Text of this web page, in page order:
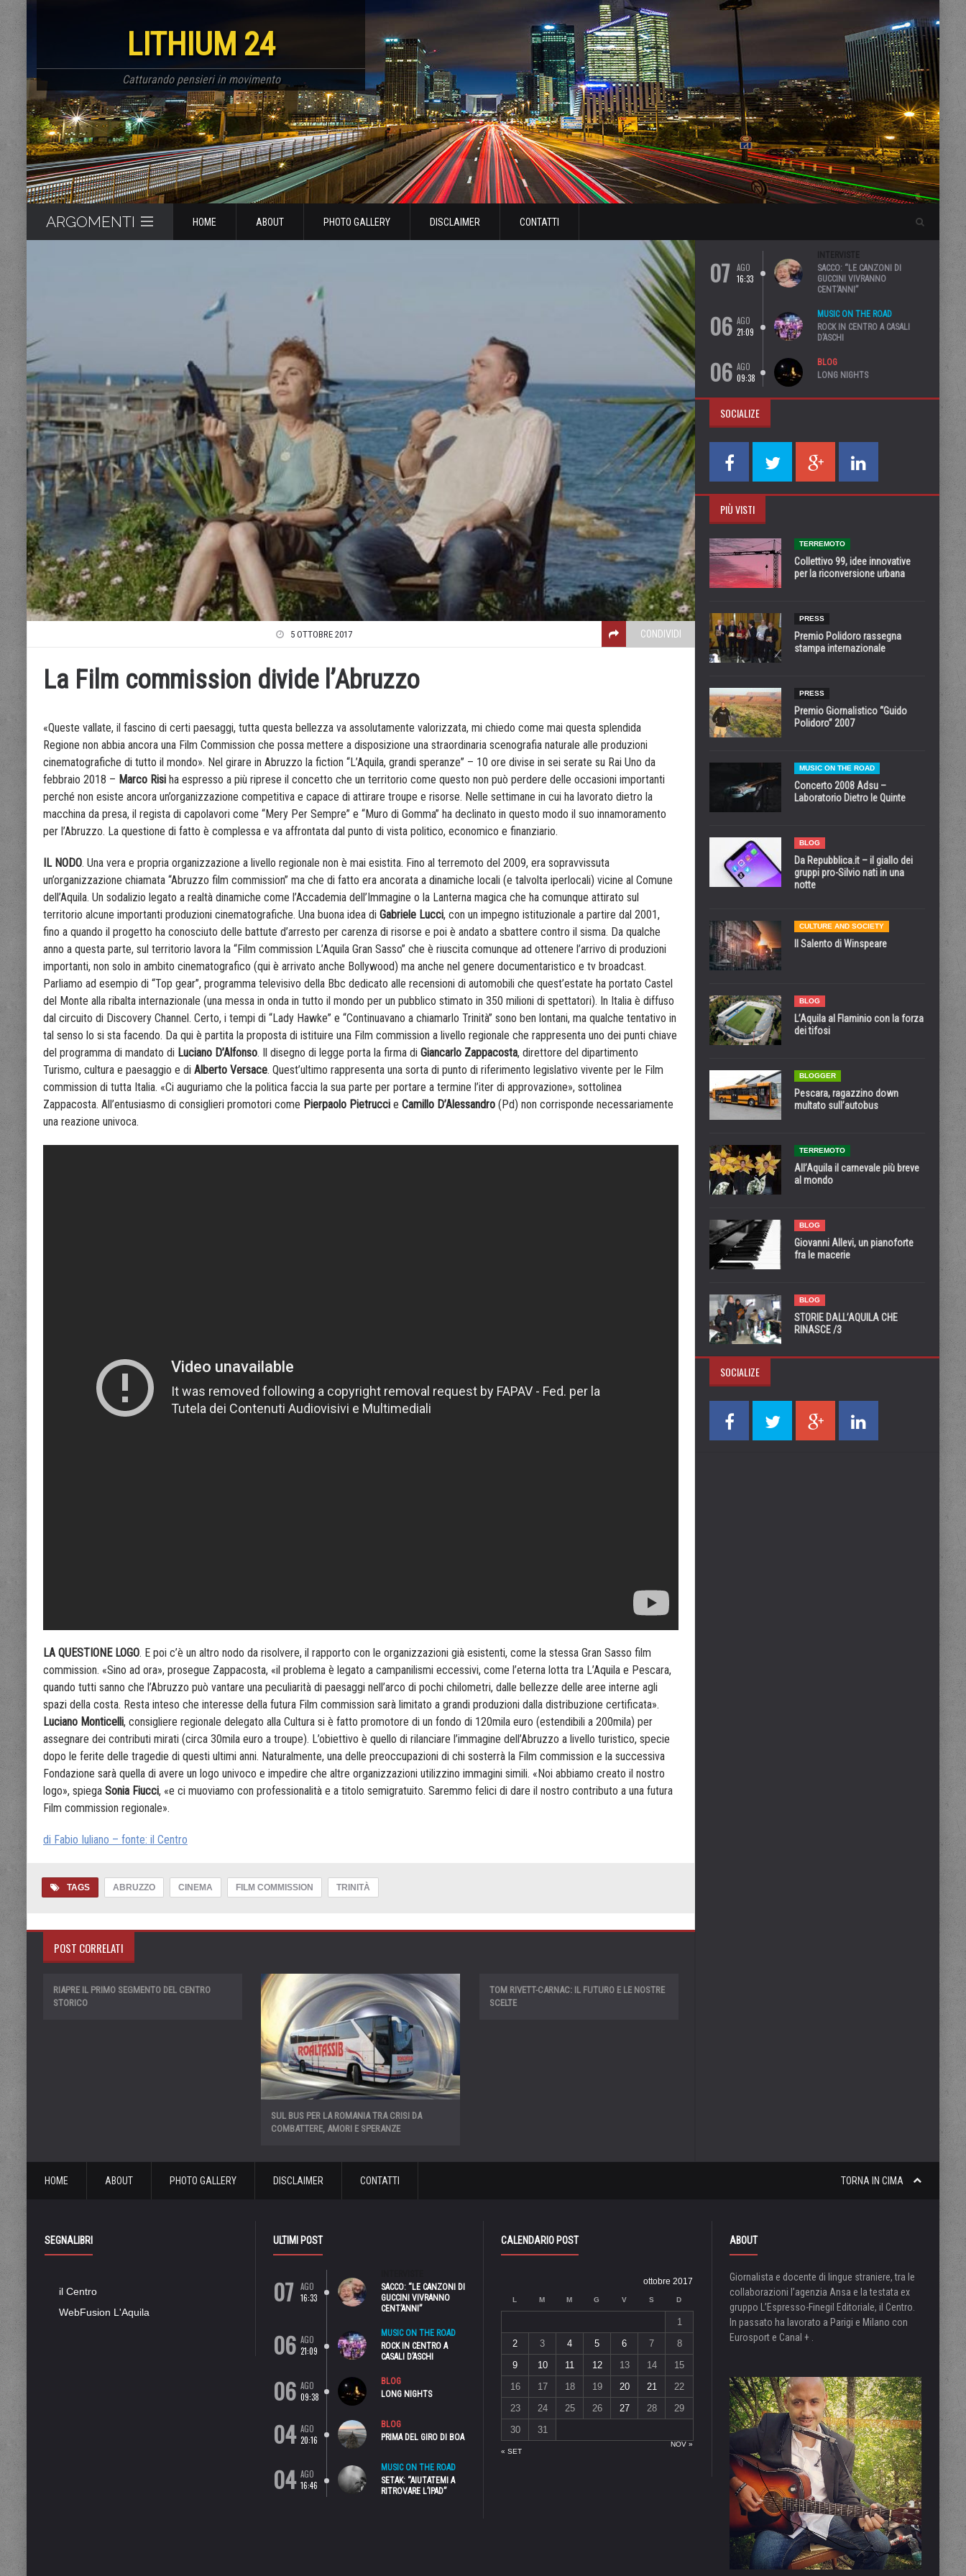
LITHIUM 24
Catturando pensieri in movimento
ARGOMENTI HOME ABOUT PHOTO GALLERY DISCLAIMER CONTATTI
5 OTTOBRE 2017 CONDIVIDI
La Film commission divide l’Abruzzo
«Queste vallate, il fascino di certi paesaggi, tutta questa bellezza va assolutamente valorizzata, mi chiedo come mai questa splendida
Regione non abbia ancora una Film Commission che possa mettere a disposizione una straordinaria scenografia naturale alle produzioni
cinematografiche di tutto il mondo». Nel girare in Abruzzo la fiction “L’Aquila, grandi speranze” – 10 ore divise in sei serate su Rai Uno da
febbraio 2018 – Marco Risi ha espresso a più riprese il concetto che un territorio come questo non può perdere delle occasioni importanti
perché non esiste ancora un’organizzazione competitiva e capace di attirare troupe e risorse. Nelle settimane in cui ha lavorato dietro la
macchina da presa, il regista di capolavori come “Mery Per Sempre” e “Muro di Gomma” ha declinato in questo modo il suo innamoramento
per l’Abruzzo. La questione di fatto è complessa e va affrontata dal punto di vista politico, economico e finanziario.
IL NODO. Una vera e propria organizzazione a livello regionale non è mai esistita. Fino al terremoto del 2009, era sopravvissuta
un’organizzazione chiamata “Abruzzo film commission” ma che di fatto era ancorata a dinamiche locali (e talvolta iperlocali) vicine al Comune
dell’Aquila. Un sodalizio legato a realtà dinamiche come l’Accademia dell’Immagine o la Lanterna magica che ha comunque attirato sul
territorio alcune importanti produzioni cinematografiche. Una buona idea di Gabriele Lucci, con un impegno istituzionale a partire dal 2001,
fino a quando il progetto ha conosciuto delle battute d’arresto per carenza di risorse e poi è andato a sbattere contro il sisma. Da qualche
anno a questa parte, sul territorio lavora la “Film commission L’Aquila Gran Sasso” che è riuscita comunque ad ottenere l’arrivo di produzioni
importanti, non solo in ambito cinematografico (qui è arrivato anche Bollywood) ma anche nel genere documentaristico e tv broadcast.
Parliamo ad esempio di “Top gear”, programma televisivo della Bbc dedicato alle recensioni di automobili che quest’estate ha portato Castel
del Monte alla ribalta internazionale (una messa in onda in tutto il mondo per un pubblico stimato in 350 milioni di spettatori). In Italia è diffuso
dal circuito di Discovery Channel. Certo, i tempi di “Lady Hawke” e “Continuavano a chiamarlo Trinità” sono ben lontani, ma qualche tentativo in
tal senso lo si sta facendo. Da qui è partita la proposta di istituire una Film commission a livello regionale che rappresenta uno dei punti chiave
del programma di mandato di Luciano D’Alfonso. Il disegno di legge porta la firma di Giancarlo Zappacosta, direttore del dipartimento
Turismo, cultura e paesaggio e di Alberto Versace. Quest’ultimo rappresenta una sorta di punto di riferimento legislativo vivente per le Film
commission di tutta Italia. «Ci auguriamo che la politica faccia la sua parte per portare a termine l’iter di approvazione», sottolinea
Zappacosta. All’entusiasmo di consiglieri promotori come Pierpaolo Pietrucci e Camillo D’Alessandro (Pd) non corrisponde necessariamente
una reazione univoca.
LA QUESTIONE LOGO. E poi c’è un altro nodo da risolvere, il rapporto con le organizzazioni già esistenti, come la stessa Gran Sasso film
commission. «Sino ad ora», prosegue Zappacosta, «il problema è legato a campanilismi eccessivi, come l’eterna lotta tra L’Aquila e Pescara,
quando tutti sanno che l’Abruzzo può vantare una peculiarità di paesaggi nell’arco di pochi chilometri, dalle bellezze delle aree interne agli
spazi della costa. Resta inteso che interesse della futura Film commission sarà limitato a grandi produzioni dalla distribuzione certificata».
Luciano Monticelli, consigliere regionale delegato alla Cultura si è fatto promotore di un fondo di 120mila euro (estendibili a 200mila) per
assegnare dei contributi mirati (circa 30mila euro a troupe). L’obiettivo è quello di rilanciare l’immagine dell’Abruzzo a livello turistico, specie
dopo le ferite delle tragedie di questi ultimi anni. Naturalmente, una delle preoccupazioni di chi sosterrà la Film commission e la successiva
Fondazione sarà quella di avere un logo univoco e impedire che altre organizzazioni utilizzino immagini simili. «Noi abbiamo creato il nostro
logo», spiega Sonia Fiucci, «e ci muoviamo con professionalità e a titolo semigratuito. Saremmo felici di dare il nostro contributo a una futura
Film commission regionale».
di Fabio Iuliano – fonte: il Centro
TAGS ABRUZZO CINEMA FILM COMMISSION TRINITÀ
POST CORRELATI
RIAPRE IL PRIMO SEGMENTO DEL CENTRO
STORICO
SUL BUS PER LA ROMANIA TRA CRISI DA
COMBATTERE, AMORI E SPERANZE
TOM RIVETT-CARNAC: IL FUTURO E LE NOSTRE
SCELTE
07
AGO
16:33
INTERVISTE
SACCO: “LE CANZONI DI
GUCCINI VIVRANNO
CENT’ANNI”
06 AGO
21:09
MUSIC ON THE ROAD
ROCK IN CENTRO A CASALI
D’ASCHI
06 AGO
09:38
BLOG
LONG NIGHTS
SOCIALIZE
PIÙ VISTI
TERREMOTO
Collettivo 99, idee innovative
per la riconversione urbana
PRESS
Premio Polidoro rassegna
stampa internazionale
PRESS
Premio Giornalistico “Guido
Polidoro” 2007
MUSIC ON THE ROAD
Concerto 2008 Adsu –
Laboratorio Dietro le Quinte
BLOG
Da Repubblica.it – il giallo dei
gruppi pro-Silvio nati in una
notte
CULTURE AND SOCIETY
Il Salento di Winspeare
BLOG
L’Aquila al Flaminio con la forza
dei tifosi
BLOGGER
Pescara, ragazzino down
multato sull’autobus
TERREMOTO
All’Aquila il carnevale più breve
al mondo
BLOG
Giovanni Allevi, un pianoforte
fra le macerie
BLOG
STORIE DALL’AQUILA CHE
RINASCE /3
SOCIALIZE
TORNA IN CIMA
HOME ABOUT PHOTO GALLERY DISCLAIMER CONTATTI
SEGNALIBRI
il Centro
WebFusion L'Aquila
ULTIMI POST
07
AGO
16:33
SACCO: “LE CANZONI DI
GUCCINI VIVRANNO
CENT’ANNI”
06 AGO
21:09
MUSIC ON THE ROAD
ROCK IN CENTRO A
CASALI D’ASCHI
06 AGO
09:38
BLOG
LONG NIGHTS
04 AGO
20:16
BLOG
PRIMA DEL GIRO DI BOA
04 AGO
16:46
MUSIC ON THE ROAD
SETAK: “AIUTATEMI A
RITROVARE L’IPAD”
CALENDARIO POST
ottobre 2017
L M M G V S D
« SET
NOV »
1
2
3 4 5 6 7
8
9
10 11 12 13 14
15
16
17 18 19 20 21
22
23
24 25 26 27 28
29
30
31
ABOUT
Giornalista e docente di lingue straniere, tra le
collaborazioni l’agenzia Ansa e la testata ex
gruppo L’Espresso-Finegil Editoriale, il Centro.
In passato ha lavorato a Parigi e Milano con
Eurosport e Canal + .